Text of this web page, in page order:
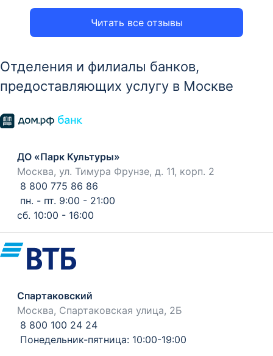
Читать все отзывы
Отделения и филиалы банков,
предоставляющих услугу в Москве
ДО «Парк Культуры»
Москва, ул. Тимура Фрунзе, д. 11, корп. 2
8 800 775 86 86
пн. - пт. 9:00 - 21:00
сб. 10:00 - 16:00
Спартаковский
Москва, Спартаковская улица, 2Б
8 800 100 24 24
Понедельник-пятница: 10:00-19:00